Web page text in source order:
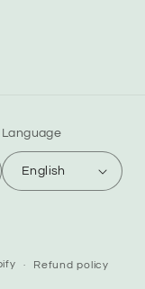
Language
English
Refund policy